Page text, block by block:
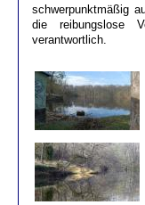
schwerpunktmäßig
die reibungslose
verantwortlich.